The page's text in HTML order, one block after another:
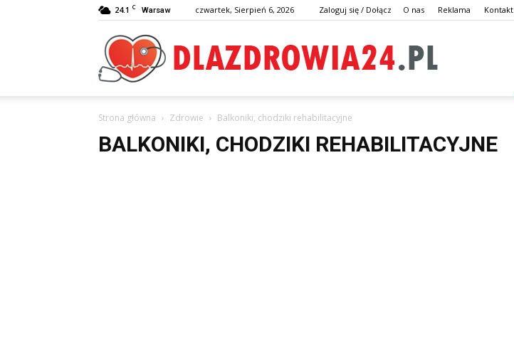
24.1 C Warsaw czwartek, Sierpień 6, 2026 Zaloguj się / Dołącz O nas Reklama Kontakt
Strona główna Zdrowie Balkoniki, chodziki rehabilitacyjne
BALKONIKI, CHODZIKI REHABILITACYJNE